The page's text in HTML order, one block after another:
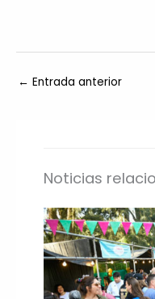
← Entrada anterior
Noticias